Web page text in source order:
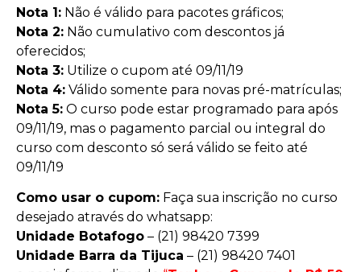
Nota 1: Não é válido para pacotes gráficos;
Nota 2: Não cumulativo com descontos já
oferecidos;
Nota 3: Utilize o cupom até 09/11/19
Nota 4: Válido somente para novas pré-matrículas;
Nota 5: O curso pode estar programado para após
09/11/19, mas o pagamento parcial ou integral do
curso com desconto só será válido se feito até
09/11/19
Como usar o cupom: Faça sua inscrição no curso
desejado através do whatsapp:
Unidade Botafogo – (21) 98420 7399
Unidade Barra da Tijuca – (21) 98420 7401